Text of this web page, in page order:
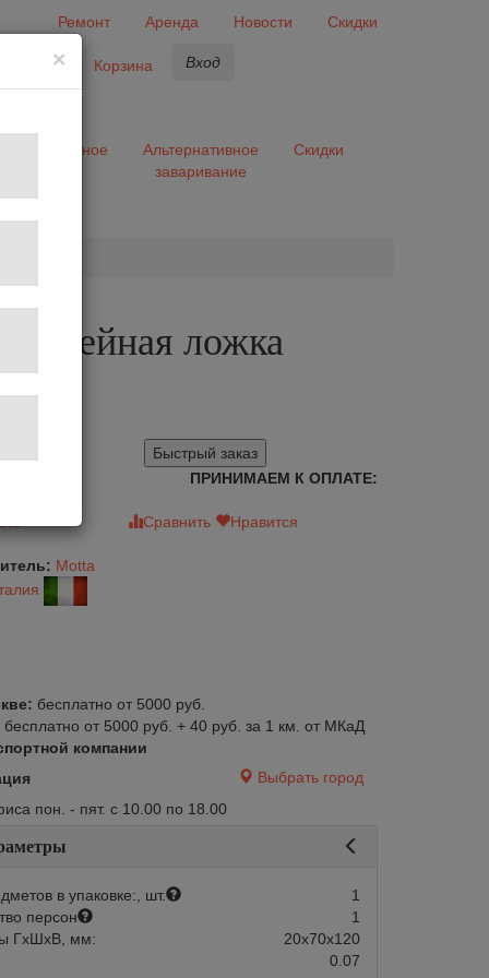
Ремонт Аренда Новости
Скидки
Корзина Вход
Разное
Альтернативное
заваривание
Скидки
кофейная ложка
Быстрый заказ
ПРИНИМАЕМ К ОПЛАТЕ:
Сравнить
Нравится
Motta
бесплатно от 5000 руб.
бесплатно от 5000 руб. + 40 руб. за 1 км. от МКаД
компании
Выбрать город
пон. - пят. с 10.00 по 18.00
в упаковке:, шт.
1
персон
1
ГхШхВ, мм:
20х70х120
0.07
×